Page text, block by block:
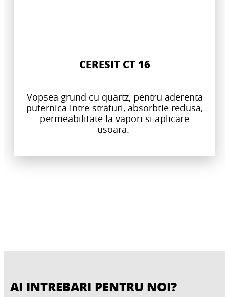
CERESIT CT 16
Vopsea grund cu quartz, pentru aderenta
puternica intre straturi, absorbtie redusa,
permeabilitate la vapori si aplicare
usoara.
AI INTREBARI PENTRU NOI?